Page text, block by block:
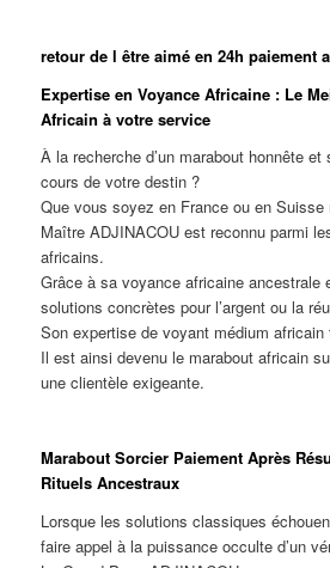
retour de l être aimé en 24h paiement
Expertise en Voyance Africaine : Le
Africain à votre service
À la recherche d’un marabout honnête
cours de votre destin ?
Que vous soyez en France ou en Suisse
Maître ADJINACOU est reconnu parmi
africains.
Grâce à sa voyance africaine ancestrale
solutions concrètes pour l’argent ou la
Son expertise de voyant médium
Il est ainsi devenu le marabout africain
une clientèle exigeante.
Marabout Sorcier Paiement Après
Rituels Ancestraux
Lorsque les solutions classiques
faire appel à la puissance occulte d’un